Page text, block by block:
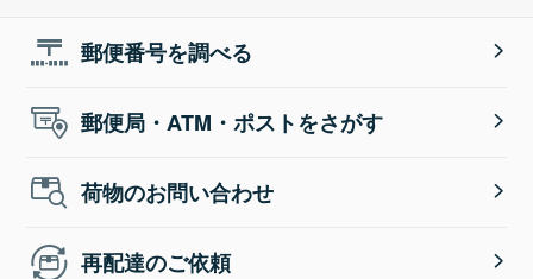
郵便番号を調べる
郵便局・ATM・ポストをさがす
荷物のお問い合わせ
再配達のご依頼